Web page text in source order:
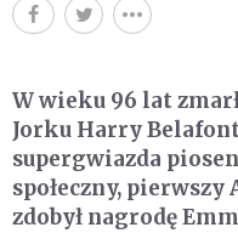
W wieku 96 lat
Jorku Harry
supergwiazda
społeczny,
zdobył nagrodę